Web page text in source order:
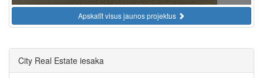
Apskatīt visus jaunos projektus
City Real Estate iesaka